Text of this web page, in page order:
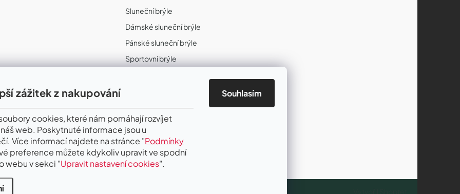
zážitek z nakupování
cookies, které nám pomáhají rozvíjet
web. Poskytnuté informace jsou u
Více informací najdete na stránce "Podmínky
preference můžete kdykoliv upravit ve spodní
webu v sekci "Upravit nastavení cookies".
Souhlasím
Sluneční brýle
Dámské sluneční brýle
Pánské sluneční brýle
Sportovní brýle
II. Jakost